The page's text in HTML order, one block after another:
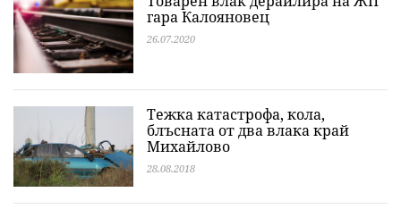
гара Калояновец
26.07.2020
Тежка катастрофа, кола,
блъсната от два влака край
Михайлово
28.08.2018